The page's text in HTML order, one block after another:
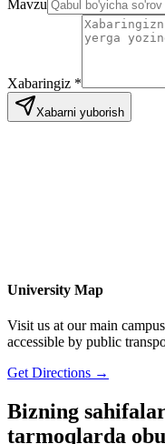
Mavzu
Xabaringiz *
Xabarni yuborish
University Map
Visit us at our main
accessible by public
Get Directions →
Bizning
tarmoqlarda